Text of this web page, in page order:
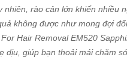
rào cản lớn khiến nhiều
không được như mong đợi
Hair Removal EM520
giúp bạn thoải mái chăm